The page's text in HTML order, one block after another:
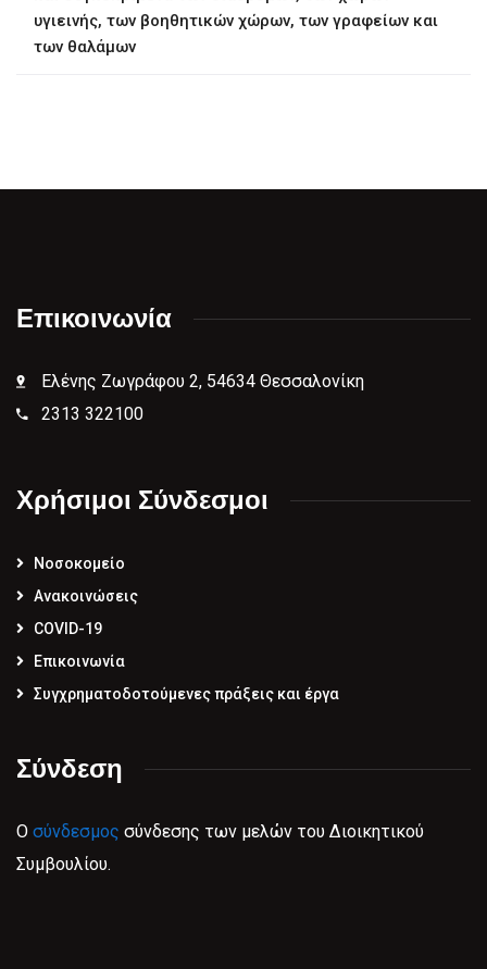
υγιεινής, των βοηθητικών χώρων, των γραφείων και
των θαλάμων
Επικοινωνία
Ελένης Ζωγράφου 2, 54634 Θεσσαλονίκη
2313 322100
Χρήσιμοι Σύνδεσμοι
Νοσοκομείο
Ανακοινώσεις
COVID-19
Επικοινωνία
Συγχρηματοδοτούμενες πράξεις και έργα
Σύνδεση
Ο σύνδεσμος σύνδεσης των μελών του Διοικητικού
Συμβουλίου.